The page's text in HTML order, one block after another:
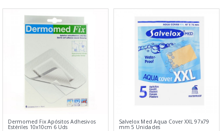
Dermomed Fix Apósitos Adhesivos
Estériles 10x10cm 6 Uds
Salvelox Med Aqua Cover XXL 97x79
mm 5 Unidades